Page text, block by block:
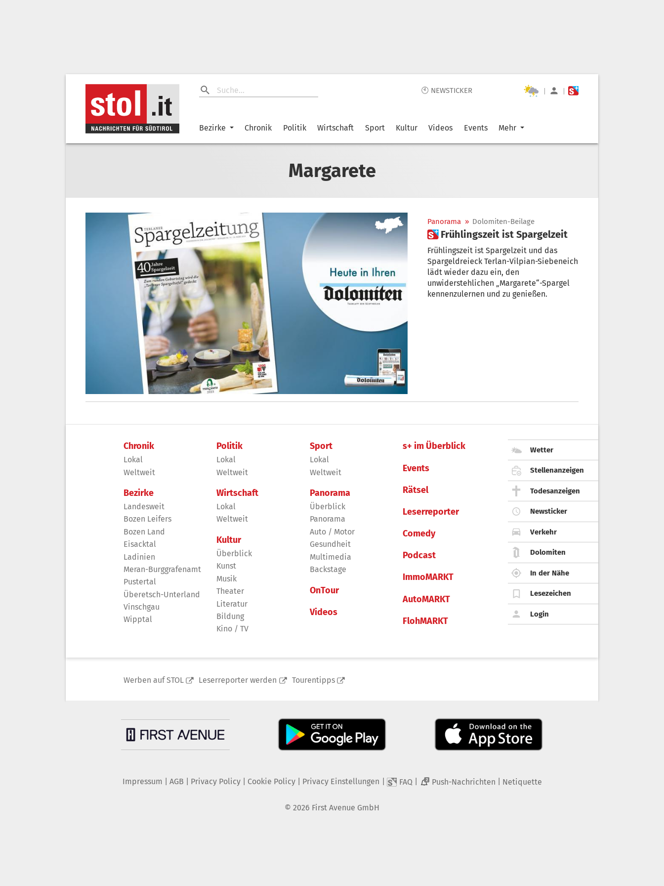
🕙 NEWSTICKER | |
Bezirke Chronik Politik Wirtschaft Sport Kultur Videos Events Mehr
Margarete
Panorama » Dolomiten-Beilage
 Frühlingszeit ist Spargelzeit
Frühlingszeit ist Spargelzeit und das
Spargeldreieck Terlan-Vilpian-Siebeneich
lädt wieder dazu ein, den
unwiderstehlichen „Margarete“-Spargel
kennenzulernen und zu genießen.
Chronik
Lokal
Weltweit
Bezirke
Landesweit
Bozen Leifers
Bozen Land
Eisacktal
Ladinien
Meran-Burggrafenamt
Pustertal
Überetsch-Unterland
Vinschgau
Wipptal
Politik
Lokal
Weltweit
Wirtschaft
Lokal
Weltweit
Kultur
Überblick
Kunst
Musik
Theater
Literatur
Bildung
Kino / TV
Sport
Lokal
Weltweit
Panorama
Überblick
Panorama
Auto / Motor
Gesundheit
Multimedia
Backstage
OnTour
Videos
s+ im Überblick
Events
Rätsel
Leserreporter
Comedy
Podcast
ImmoMARKT
AutoMARKT
FlohMARKT
Wetter
Stellenanzeigen
Todesanzeigen
Newsticker
Verkehr
Dolomiten
In der Nähe
Lesezeichen
Login
Werben auf STOL Leserreporter werden Tourentipps
Impressum AGB Privacy Policy| Cookie Policy| Privacy Einstellungen FAQ 2 Push-Nachrichten Netiquette
© 2026 First Avenue GmbH